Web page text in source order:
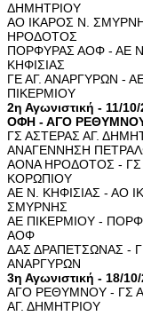
ΔΗΜΗΤΡΙΟΥ
ΑΟ ΙΚΑΡΟΣ Ν.
ΗΡΟΔΟΤΟΣ
ΠΟΡΦΥΡΑΣ ΑΟΦ - ΑΕ Ν.
ΚΗΦΙΣΙΑΣ
ΓΕ ΑΓ. ΑΝΑΡΓΥΡΩΝ -
ΠΙΚΕΡΜΙΟΥ
2η Αγωνιστική - 11/
ΟΦΗ - ΑΓΟ
ΓΣ ΑΣΤΕΡΑΣ ΑΓ.
ΑΝΑΓΕΝΝΗΣΗ
ΑΟΝΑ ΗΡΟΔΟΤΟΣ - ΓΣ
ΚΟΡΩΠΙΟΥ
ΑΕ Ν. ΚΗΦΙΣΙΑΣ - ΑΟ
ΣΜΥΡΝΗΣ
ΑΕ ΠΙΚΕΡΜΙΟΥ -
ΑΟΦ
ΔΑΣ ΔΡΑΠΕΤΣΩΝΑΣ -
ΑΝΑΡΓΥΡΩΝ
3η Αγωνιστική - 18/
ΑΓΟ ΡΕΘΥΜΝΟΥ - ΓΣ
ΑΓ. ΔΗΜΗΤΡΙΟΥ